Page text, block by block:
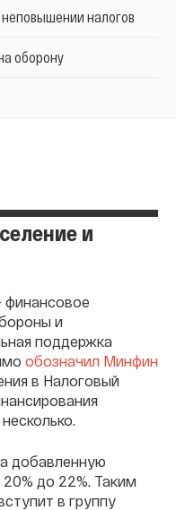
налогов
оборону
и
финансовое
и
поддержка
обозначил Минфин
в Налоговый
добавленную
до 22%. Таким
в группу